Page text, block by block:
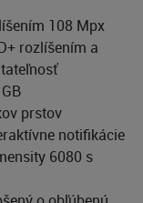
108 Mpx
rozlíšením a
prstov
notifikácie
6080 s